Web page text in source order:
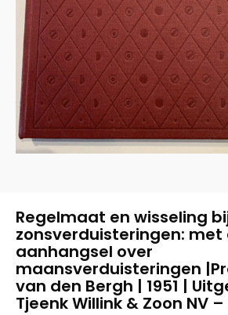
Regelmaat en wisseling
zonsverduisteringen: met
aanhangsel over
maansverduisteringen
van den Bergh | 1951 |
Tjeenk Willink & Zoon NV